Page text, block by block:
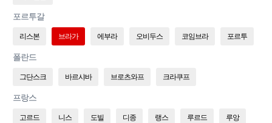
포르투갈
리스본 브라가 에부라 오비두스 코임브라 포르투
폴란드
그단스크 바르샤바 브로츠와프 크라쿠프
프랑스
고르드 니스 도빌 디종 랭스 루르드 루앙